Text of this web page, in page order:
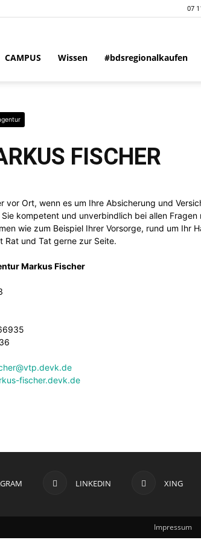
07
CAMPUS Wissen #bdsregionalkaufen
FISCHER
vor Ort, wenn es um Ihre Absicherung und
kompetent und unverbindlich bei allen Fragen
wie zum Beispiel Ihrer Vorsorge, rund um Ihr
Rat und Tat gerne zur Seite.
Markus Fischer
fischer.devk.de
LINKEDIN XING
Impressum